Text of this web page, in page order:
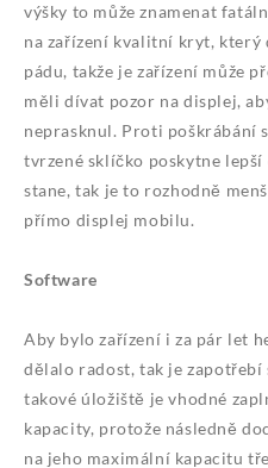
výšky to může znamenat
na zařízení kvalitní kryt, který
pádu, takže je zařízení může
měli dívat pozor na displej,
neprasknul. Proti poškrábání
tvrzené sklíčko poskytne
stane, tak je to rozhodně
přímo displej mobilu.
Software
Aby bylo zařízení i za pár let
dělalo radost, tak je
takové úložiště je vhodné
kapacity, protože následně
na jeho maximální kapacitu